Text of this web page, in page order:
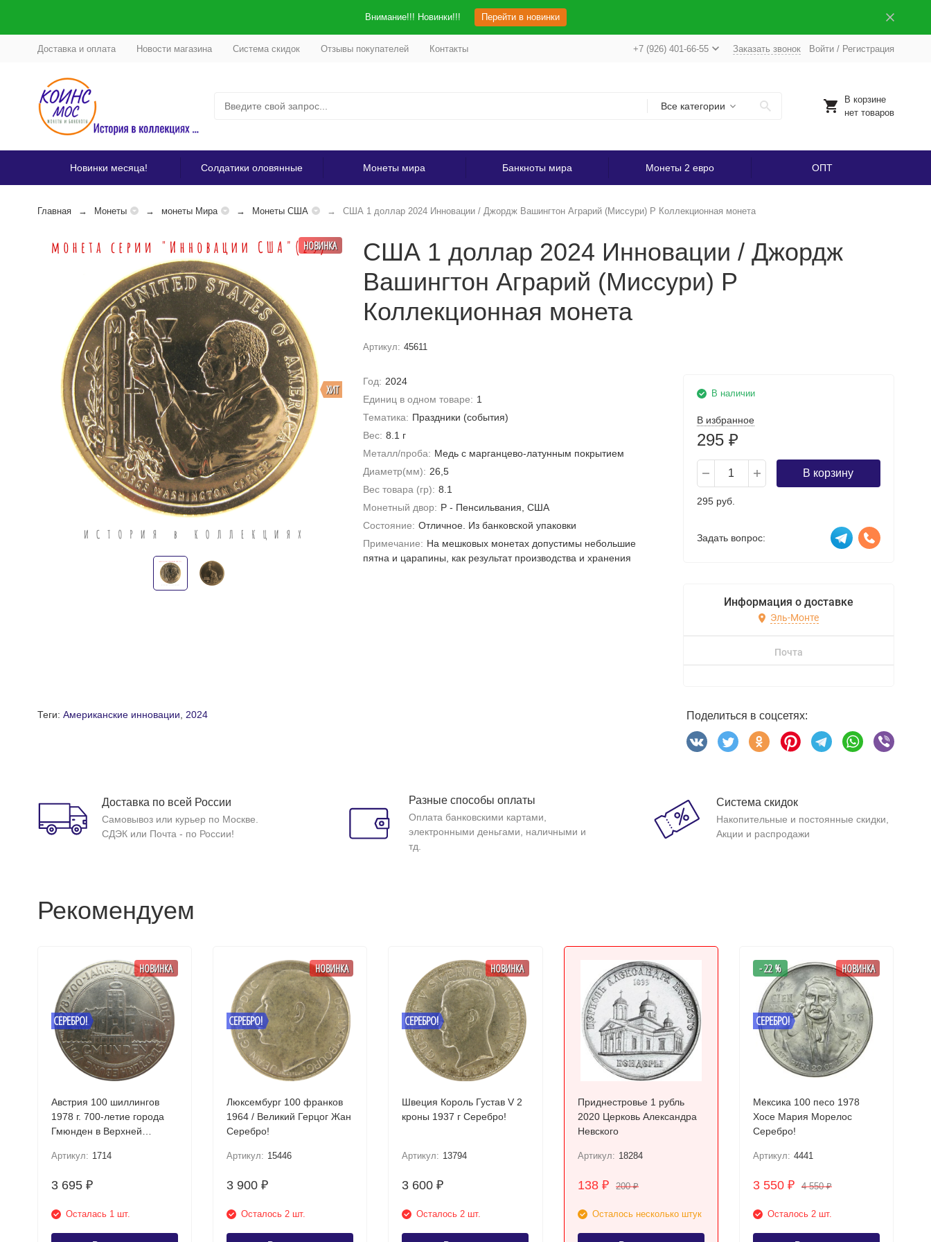
Внимание!!! Новинки!!! Перейти в новинки
Доставка и оплата Новости магазина Система скидок Отзывы покупателей Контакты +7 (926) 401-66-55 Заказать звонок Войти/ Регистрация
Все категории
В корзине
нет товаров
Новинки месяца! Солдатики оловянные Монеты мира Банкноты мира Монеты 2 евро ОПТ
Главная Монеты монеты Мира Монеты США США 1 доллар 2024 Инновации / Джордж Вашингтон Аграрий (Миссури) P Коллекционная монета
ХИТ
НОВИНКА
США 1 доллар 2024 Инновации / Джордж
Вашингтон Аграрий (Миссури) P
Коллекционная монета
Артикул: 45611
Год: 2024
Единиц в одном товаре: 1
Тематика: Праздники (события)
Вес: 8.1 г
Металл/проба: Медь с марганцево-латунным покрытием
Диаметр(мм): 26,5
Вес товара (гр): 8.1
Монетный двор: P - Пенсильвания, США
Состояние: Отличное. Из банковской упаковки
Примечание: На мешковых монетах допустимы небольшие
пятна и царапины, как результат производства и хранения
В наличии
В избранное
295 ₽
В корзину
295 руб.
Задать вопрос:
Информация о доставке
Эль-Монте
Почта
Теги: Американские инновации 2024 Поделиться в соцсетях:
Доставка по всей России
Самовывоз или курьер по Москве.
СДЭК или Почта - по России!
Разные способы оплаты
Оплата банковскими картами,
электронными деньгами, наличными и
тд.
Система скидок
Накопительные и постоянные скидки,
Акции и распродажи
Рекомендуем
СЕРЕБРО!
НОВИНКА
Австрия 100 шиллингов
1978 г. 700-летие города
Гмюнден в Верхней
Артикул: 1714
3 695 ₽
Осталась 1 шт.
СЕРЕБРО!
НОВИНКА
Люксембург 100 франков
1964 / Великий Герцог Жан
Серебро!
Артикул: 15446
3 900 ₽
Осталось 2 шт.
СЕРЕБРО!
НОВИНКА
Швеция Король Густав V 2
кроны 1937 г Серебро!
Артикул: 13794
3 600₽
Осталось 2 шт.
Приднестровье 1 рубль
2020 Церковь Александра
Невского
Артикул: 18284
138 ₽ 200₽
Осталось несколько штук
СЕРЕБРО!
- 22 % НОВИНКА
Мексика 100 песо 1978
Хосе Мария Морелос
Серебро!
Артикул: 4441
3 550₽ 4 550₽
Осталось 2 шт.